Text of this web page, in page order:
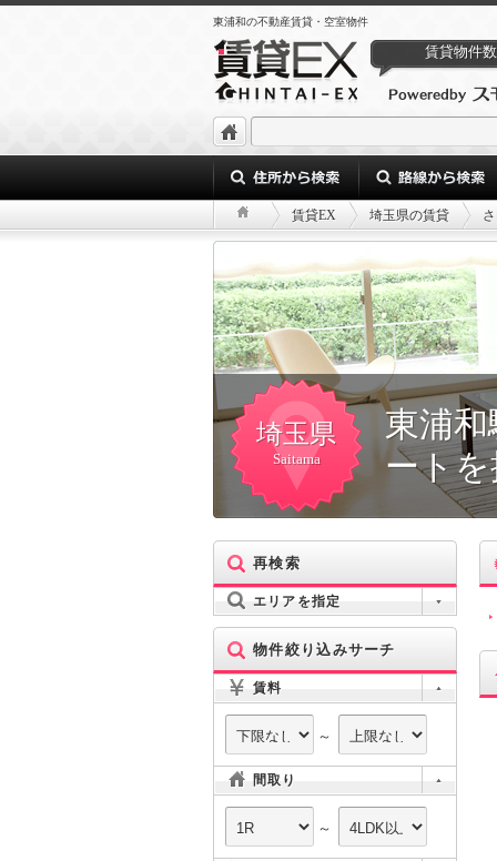
東浦和の不動産賃貸・空室物件
賃貸物件数
賃貸EX 埼玉県の賃貸
埼玉県
Saitama
東浦
ート
再検索
エリアを指定
物件絞り込みサーチ
賃料
～
間取り
～